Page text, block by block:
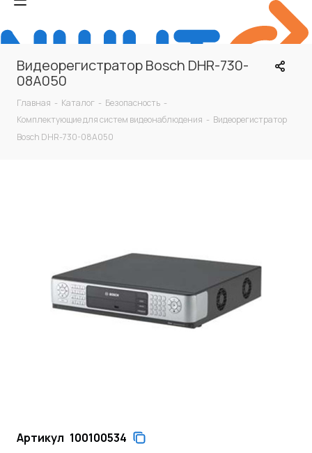
Видеорегистратор Bosch DHR-730-
08A050
Главная - Каталог - Безопасность -
Комплектующие для систем видеонаблюдения - Видеорегистратор
Bosch DHR-730-08A050
Артикул 100100534